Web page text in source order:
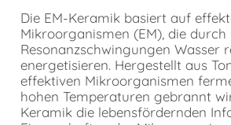
Die EM-Keramik basiert auf
Mikroorganismen (EM), die durch
Resonanzschwingungen Wasser
energetisieren. Hergestellt aus
effektiven Mikroorganismen
hohen Temperaturen gebrannt
Keramik die lebensfördernden